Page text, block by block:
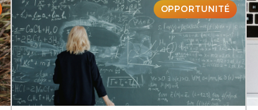
OPPORTUNITÉ